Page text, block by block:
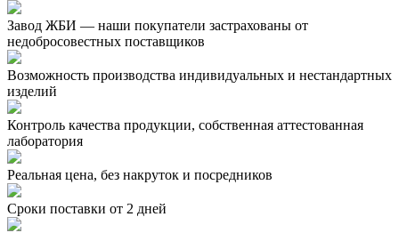
Завод ЖБИ — наши покупатели застрахованы от
недобросовестных поставщиков
Возможность производства индивидуальных и нестандартных
изделий
Контроль качества продукции, собственная аттестованная
лаборатория
Реальная цена, без накруток и посредников
Сроки поставки от 2 дней